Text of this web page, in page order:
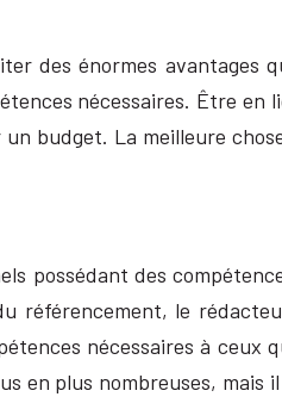
des énormes
nécessaires. Être
budget. La meilleure
possédant des
le
nécessaires à ceux
plus nombreuses, mais